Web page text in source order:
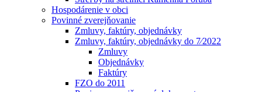
Hospodárenie v obci
Povinné zverejňovanie
Zmluvy, faktúry, objednávky
Zmluvy, faktúry, objednávky do 7⁄2022
Zmluvy
Objednávky
Faktúry
FZO do 2011